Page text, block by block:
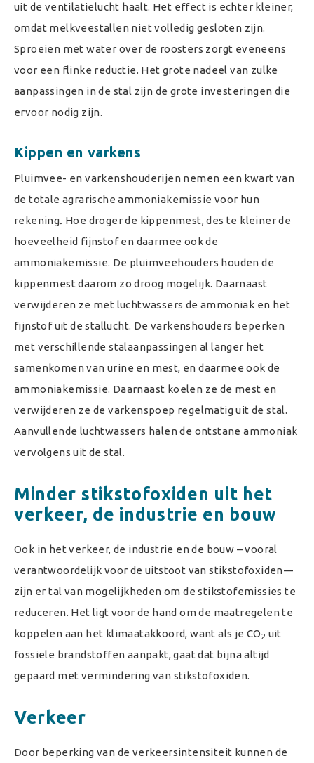
uit de ventilatielucht haalt. Het effect is echter kleiner,
omdat melkveestallen niet volledig gesloten zijn.
Sproeien met water over de roosters zorgt eveneens
voor een flinke reductie. Het grote nadeel van zulke
aanpassingen in de stal zijn de grote investeringen die
ervoor nodig zijn.
Kippen en varkens
Pluimvee- en varkenshouderijen nemen een kwart van
de totale agrarische ammoniakemissie voor hun
rekening. Hoe droger de kippenmest, des te kleiner de
hoeveelheid fijnstof en daarmee ook de
ammoniakemissie. De pluimveehouders houden de
kippenmest daarom zo droog mogelijk. Daarnaast
verwijderen ze met luchtwassers de ammoniak en het
fijnstof uit de stallucht. De varkenshouders beperken
met verschillende stalaanpassingen al langer het
samenkomen van urine en mest, en daarmee ook de
ammoniakemissie. Daarnaast koelen ze de mest en
verwijderen ze de varkenspoep regelmatig uit de stal.
Aanvullende luchtwassers halen de ontstane ammoniak
vervolgens uit de stal.
Minder stikstofoxiden uit het
verkeer, de industrie en bouw
Ook in het verkeer, de industrie en de bouw – vooral
verantwoordelijk voor de uitstoot van stikstofoxiden-–
zijn er tal van mogelijkheden om de stikstofemissies te
reduceren. Het ligt voor de hand om de maatregelen te
koppelen aan het klimaatakkoord, want als je CO2 uit
fossiele brandstoffen aanpakt, gaat dat bijna altijd
gepaard met vermindering van stikstofoxiden.
Verkeer
Door beperking van de verkeersintensiteit kunnen de